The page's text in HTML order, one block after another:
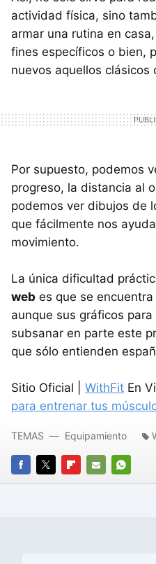
actividad física, sino
armar una rutina en
fines específicos o bien,
nuevos aquellos clásicos
Por supuesto, podemos
progreso, la distancia al
podemos ver dibujos de
que fácilmente nos
movimiento.
La única dificultad
web es que se
aunque sus gráficos
subsanar en parte este
que sólo entienden
Sitio Oficial | WithFit En
para entrenar tus
FACEBOOK
TWITTERFLIPBOARD
E-
TEMAS Equipamiento